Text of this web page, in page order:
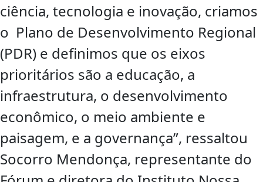
ciência, tecnologia e inovação, criamos
o Plano de Desenvolvimento Regional
(PDR) e definimos que os eixos
prioritários são a educação, a
infraestrutura, o desenvolvimento
econômico, o meio ambiente e
paisagem, e a governança”, ressaltou
Socorro Mendonça, representante do